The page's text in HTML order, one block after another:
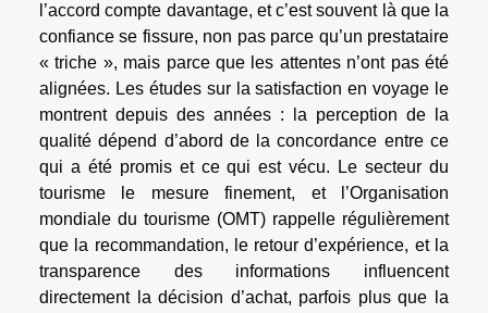
l’accord compte davantage, et c’est souvent là que la
confiance se fissure, non pas parce qu’un prestataire
« triche », mais parce que les attentes n’ont pas été
alignées. Les études sur la satisfaction en voyage le
montrent depuis des années : la perception de la
qualité dépend d’abord de la concordance entre ce
qui a été promis et ce qui est vécu. Le secteur du
tourisme le mesure finement, et l’Organisation
mondiale du tourisme (OMT) rappelle régulièrement
que la recommandation, le retour d’expérience, et la
transparence des informations influencent
directement la décision d’achat, parfois plus que la